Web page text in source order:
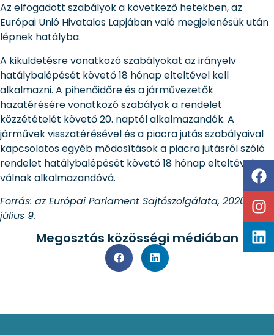
Az elfogadott szabályok a következő hetekben, az
Európai Unió Hivatalos Lapjában való megjelenésük után
lépnek hatályba.
A kiküldetésre vonatkozó szabályokat az irányelv
hatálybalépését követő 18 hónap elteltével kell
alkalmazni. A pihenőidőre és a járművezetők
hazatérésére vonatkozó szabályok a rendelet
közzétételét követő 20. naptól alkalmazandók. A
járművek visszatérésével és a piacra jutás szabályaival
kapcsolatos egyéb módosítások a piacra jutásról szóló
rendelet hatálybalépését követő 18 hónap elteltével
válnak alkalmazandóvá.
Forrás: az Európai Parlament Sajtószolgálata, 2020.
július 9.
Megosztás közösségi médiában